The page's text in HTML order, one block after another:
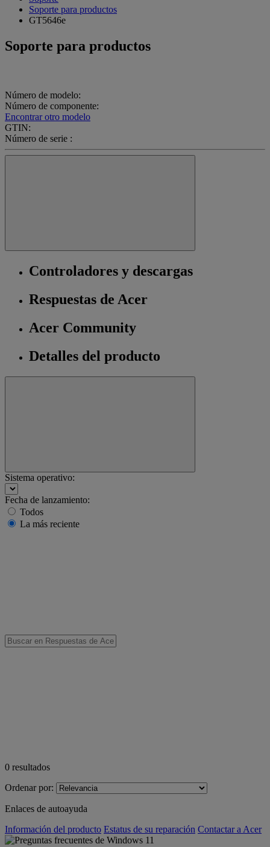
Soporte para productos
GT5646e
Soporte para productos
Número de modelo:
Número de componente:
Encontrar otro modelo
GTIN:
Número de serie :
Controladores y descargas
Respuestas de Acer
Acer Community
Detalles del producto
Sistema operativo:
Fecha de lanzamiento:
Todos
La más reciente
0 resultados
Ordenar por:
Enlaces de autoayuda
Información del producto Estatus de su reparación Contactar a Acer